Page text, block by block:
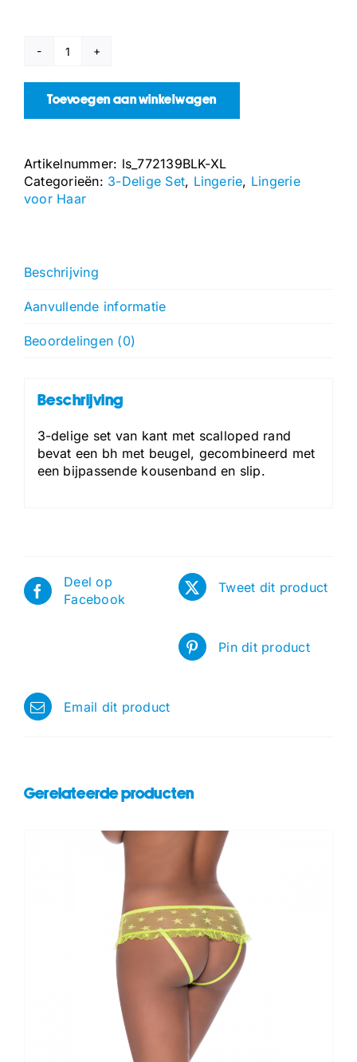
Blooming
-
Lingerie
XL
aantal
Toevoegen aan winkelwagen
Artikelnummer: ls_772139BLK-XL
Categorieën: 3-Delige Set, Lingerie, Lingerie
voor Haar
Beschrijving
Aanvullende informatie
Beoordelingen (0)
Beschrijving
3-delige set van kant met scalloped rand
bevat een bh met beugel, gecombineerd met
een bijpassende kousenband en slip.
Deel op
Facebook
Tweet dit product
Pin dit product
Email dit product
Gerelateerde producten